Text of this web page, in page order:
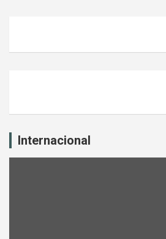
Internacional